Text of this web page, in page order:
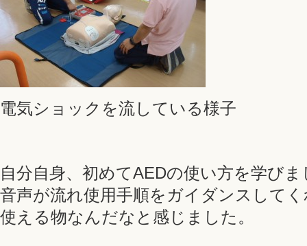
電気ショックを流している様子
自分自身、初めてAEDの使い方を学び
音声が流れ使用手順をガイダンスして
使える物なんだなと感じました。